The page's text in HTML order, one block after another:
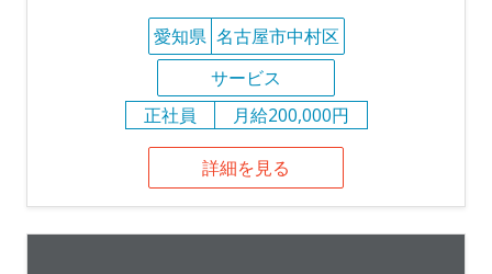
愛知県 名古屋市中村区
サービス
正社員
月給200,000円
詳細を見る